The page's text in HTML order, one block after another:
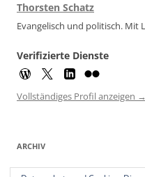
Thorsten Schatz
Evangelisch und politisch. Mit
Verifizierte Dienste
Vollständiges Profil anzeigen →
ARCHIV